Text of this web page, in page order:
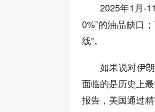
2025年1月-
0%”的油品缺口
线”。
如果说对伊
面临的是历史上
报告，美国通过